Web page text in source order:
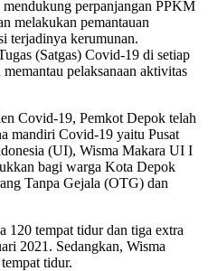
perpanjangan PPKM
melakukan pemantauan
terjadinya kerumunan.
(Satgas) Covid-19 di setiap
pelaksanaan aktivitas
Covid-19, Pemkot Depok telah
mandiri Covid-19 yaitu Pusat
(UI), Wisma Makara UI I
bagi warga Kota Depok
Tanpa Gejala (OTG) dan
120 tempat tidur dan tiga extra
2021. Sedangkan, Wisma
tidur.